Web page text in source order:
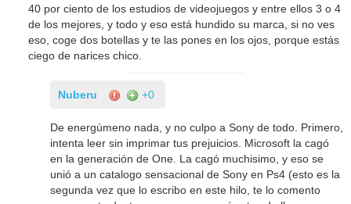
40 por ciento de los estudios de videojuegos y entre ellos 3 o 4
de los mejores, y todo y eso está hundido su marca, si no ves
eso, coge dos botellas y te las pones en los ojos, porque estás
ciego de narices chico.
Nuberu +0
De energúmeno nada, y no culpo a Sony de todo. Primero,
intenta leer sin imprimar tus prejuicios. Microsoft la cagó
en la generación de One. La cagó muchisimo, y eso se
unió a un catalogo sensacional de Sony en Ps4 (esto es la
segunda vez que lo escribo en este hilo, te lo comento